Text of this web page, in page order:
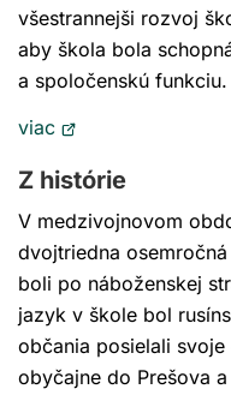
všestrannejši rozvoj
aby škola bola
a spoločenskú funkciu.
viacOtvorí
v
novom
okne
Z histórie
V medzivojnovom
dvojtriedna
boli po náboženskej
jazyk v škole bol
občania posielali
obyčajne do Prešova